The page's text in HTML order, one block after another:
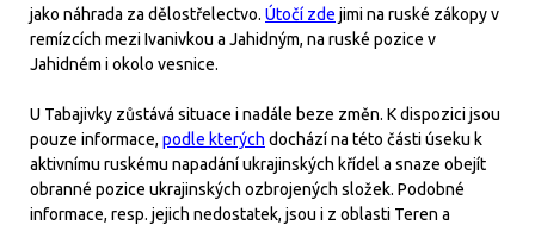
jako náhrada za dělostřelectvo. Útočí zde jimi na ruské zákopy v
remízcích mezi Ivanivkou a Jahidným, na ruské pozice v
Jahidném i okolo vesnice.
U Tabajivky zůstává situace i nadále beze změn. K dispozici jsou
pouze informace, podle kterých dochází na této části úseku k
aktivnímu ruskému napadání ukrajinských křídel a snaze obejít
obranné pozice ukrajinských ozbrojených složek. Podobné
informace, resp. jejich nedostatek, jsou i z oblasti Teren a